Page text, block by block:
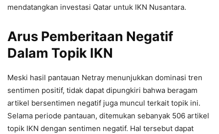
mendatangkan investasi Qatar untuk IKN Nusantara.
Arus Pemberitaan Negatif
Dalam Topik IKN
Meski hasil pantauan Netray menunjukkan dominasi tren
sentimen positif, tidak dapat dipungkiri bahwa beragam
artikel bersentimen negatif juga muncul terkait topik ini.
Selama periode pantauan, ditemukan sebanyak 506 artikel
topik IKN dengan sentimen negatif. Hal tersebut dapat